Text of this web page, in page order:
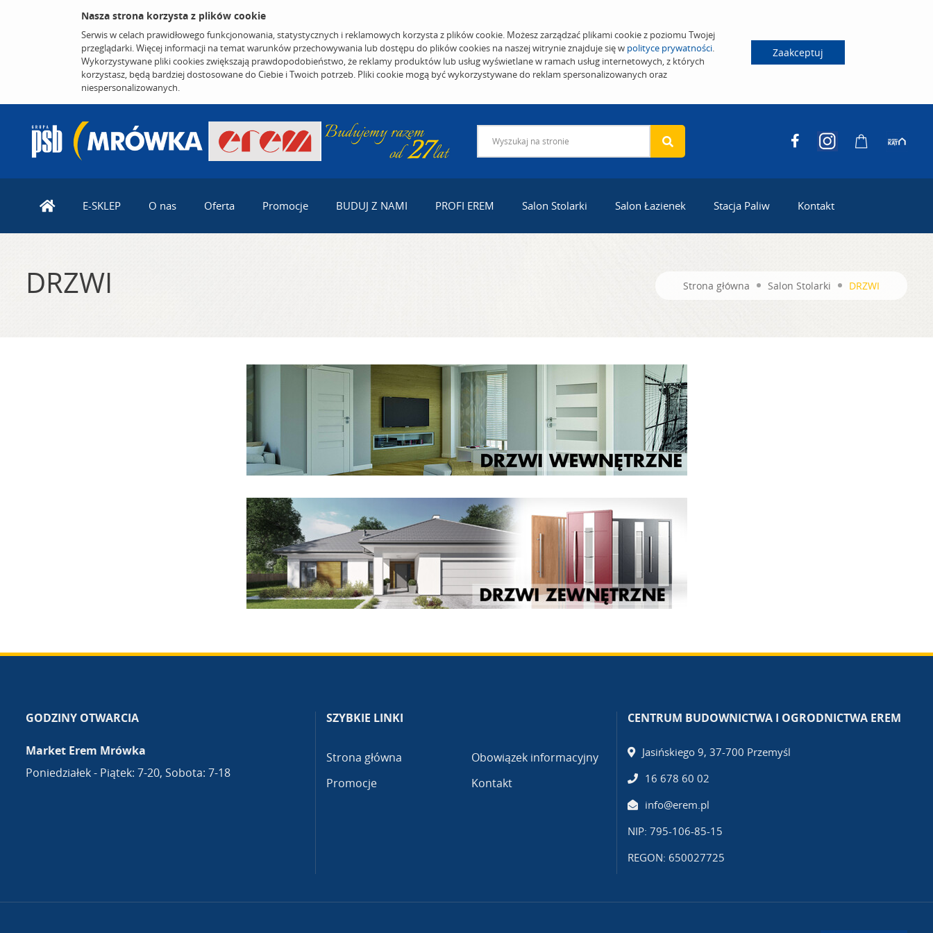
Nasza strona korzysta z plików cookie
Serwis w celach prawidłowego funkcjonowania, statystycznych i reklamowych korzysta z plików cookie. Możesz zarządzać plikami cookie z poziomu Twojej
przeglądarki. Więcej informacji na temat warunków przechowywania lub dostępu do plików cookies na naszej witrynie znajduje się w polityce prywatności.
Wykorzystywane pliki cookies zwiększają prawdopodobieństwo, że reklamy produktów lub usług wyświetlane w ramach usług internetowych, z których
korzystasz, będą bardziej dostosowane do Ciebie i Twoich potrzeb. Pliki cookie mogą być wykorzystywane do reklam spersonalizowanych oraz
niespersonalizowanych.
Zaakceptuj
E-SKLEP O nas Oferta Promocje BUDUJ Z NAMI PROFI EREM Salon Stolarki Salon Łazienek Stacja Paliw Kontakt
DRZWI Strona główna Salon Stolarki DRZWI
GODZINY OTWARCIA
Market Erem Mrówka
Poniedziałek - Piątek: 7-20, Sobota: 7-18
SZYBKIE LINKI
Strona główna
Promocje
Obowiązek informacyjny
Kontakt
CENTRUM BUDOWNICTWA I OGRODNICTWA EREM
Jasińskiego 9, 37-700 Przemyśl
16 678 60 02
info@erem.pl
NIP: 795-106-85-15
REGON: 650027725